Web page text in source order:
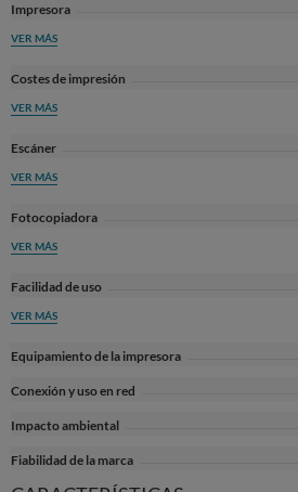
Impresora
VER MÁS
Costes de impresión
VER MÁS
Escáner
VER MÁS
Fotocopiadora
VER MÁS
Facilidad de uso
VER MÁS
Equipamiento de la impresora
Conexión y uso en red
Impacto ambiental
Fiabilidad de la marca